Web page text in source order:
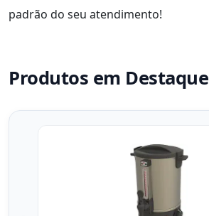
padrão do seu atendimento!
Produtos em Destaque